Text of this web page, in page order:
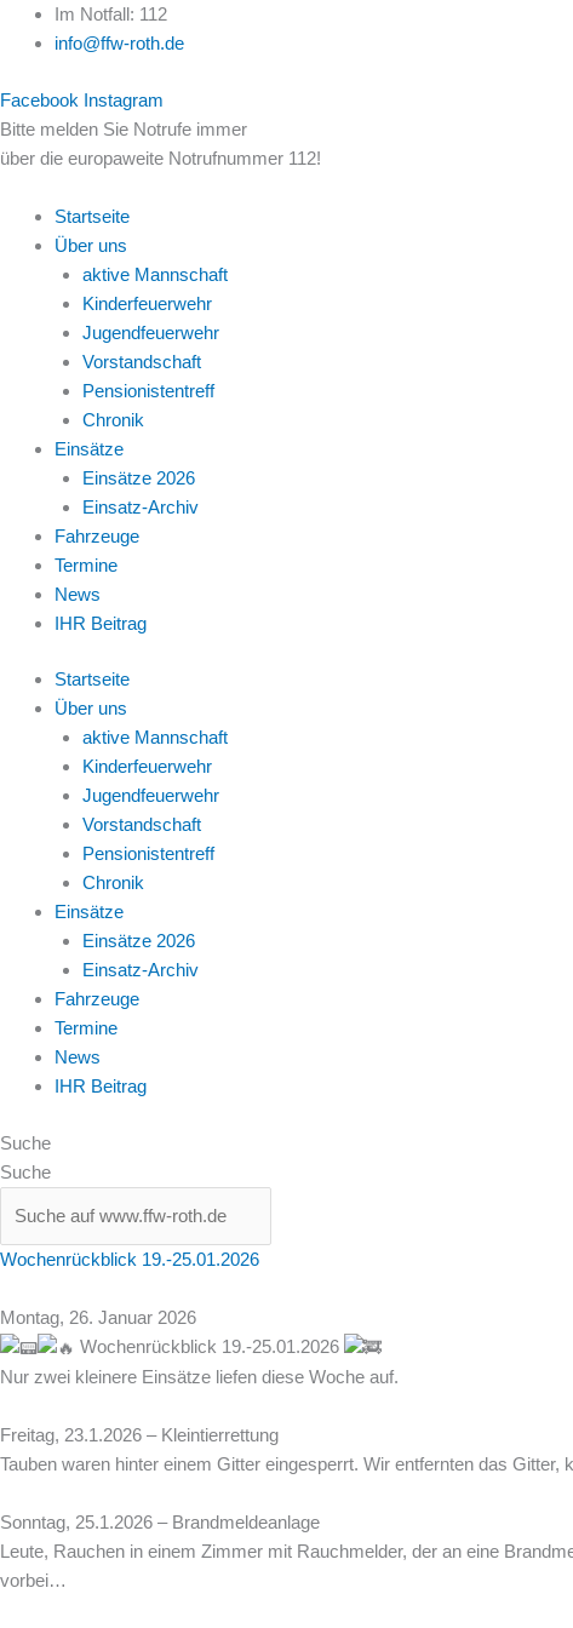
Inhalt
Im Notfall: 112
info@ffw-roth.de
Facebook Instagram
Bitte melden Sie Notrufe immer
über die europaweite Notrufnummer 112!
Startseite
Über uns
aktive Mannschaft
Kinderfeuerwehr
Jugendfeuerwehr
Vorstandschaft
Pensionistentreff
Chronik
Einsätze
Einsätze 2026
Einsatz-Archiv
Fahrzeuge
Termine
News
IHR Beitrag
Startseite
Über uns
aktive Mannschaft
Kinderfeuerwehr
Jugendfeuerwehr
Vorstandschaft
Pensionistentreff
Chronik
Einsätze
Einsätze 2026
Einsatz-Archiv
Fahrzeuge
Termine
News
IHR Beitrag
Suche
Suche
Wochenrückblick 19.-25.01.2026
Montag, 26. Januar 2026
Wochenrückblick 19.-25.01.2026
Nur zwei kleinere Einsätze liefen diese Woche auf.
Freitag, 23.1.2026 – Kleintierrettung
Tauben waren hinter einem Gitter eingesperrt. Wir entfernten das
Sonntag, 25.1.2026 – Brandmeldeanlage
Leute, Rauchen in einem Zimmer mit Rauchmelder, der an eine
vorbei…